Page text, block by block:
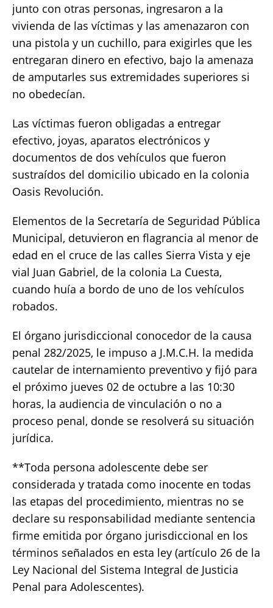
junto con otras personas, ingresaron a la
vivienda de las víctimas y las amenazaron con
una pistola y un cuchillo, para exigirles que les
entregaran dinero en efectivo, bajo la amenaza
de amputarles sus extremidades superiores si
no obedecían.
Las víctimas fueron obligadas a entregar
efectivo, joyas, aparatos electrónicos y
documentos de dos vehículos que fueron
sustraídos del domicilio ubicado en la colonia
Oasis Revolución.
Elementos de la Secretaría de Seguridad Pública
Municipal, detuvieron en flagrancia al menor de
edad en el cruce de las calles Sierra Vista y eje
vial Juan Gabriel, de la colonia La Cuesta,
cuando huía a bordo de uno de los vehículos
robados.
El órgano jurisdiccional conocedor de la causa
penal 282/2025, le impuso a J.M.C.H. la medida
cautelar de internamiento preventivo y fijó para
el próximo jueves 02 de octubre a las 10:30
horas, la audiencia de vinculación o no a
proceso penal, donde se resolverá su situación
jurídica.
**Toda persona adolescente debe ser
considerada y tratada como inocente en todas
las etapas del procedimiento, mientras no se
declare su responsabilidad mediante sentencia
firme emitida por órgano jurisdiccional en los
términos señalados en esta ley (artículo 26 de la
Ley Nacional del Sistema Integral de Justicia
Penal para Adolescentes).